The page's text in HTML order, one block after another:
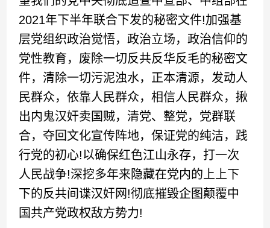
2021年下半年联合下发的秘密文件!加强基
层党组织政治觉悟，政治立场，政治信仰的
党性教育，废除一切反共反华反毛的秘密文
件，清除一切污泥浊水，正本清源，发动人
民群众，依靠人民群众，相信人民群众，揪
出内鬼汉奸卖国贼，清党、整党，党群联
合，夺回文化宣传阵地，保证党的纯洁，践
行党的初心!以确保红色江山永存，打一次
人民战争!深挖多年来隐藏在党内的上上下
下的反共间谍汉奸网!彻底摧毁企图颠覆中
国共产党政权敌方势力!